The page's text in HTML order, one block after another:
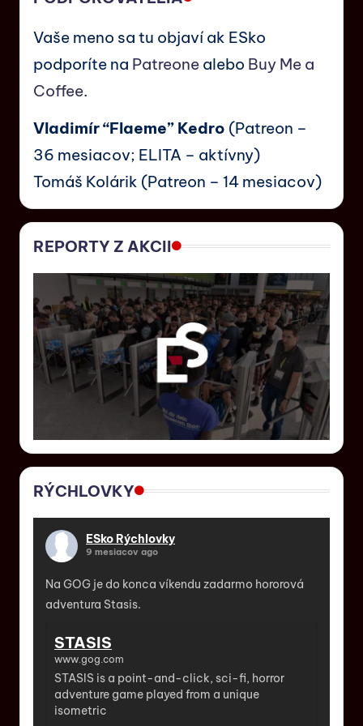
Vaše meno sa tu objaví ak ESko
podporíte na Patreone alebo Buy Me a
Coffee.
Vladimír “Flaeme” Kedro (Patreon –
36 mesiacov; ELITA – aktívny)
Tomáš Kolárik (Patreon – 14 mesiacov)
REPORTY Z AKCII
RÝCHLOVKY
ESko Rýchlovky
9 mesiacov ago
Na GOG je do konca víkendu zadarmo hororová
adventura Stasis.
STASIS
www.gog.com
STASIS is a point-and-click, sci-fi, horror
adventure game played from a unique
isometric